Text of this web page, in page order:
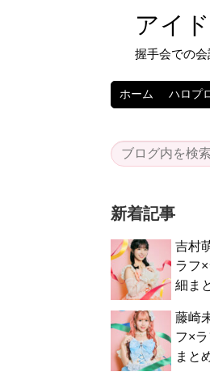
アイ
握手会での
ホーム ハロプ
新着記事
吉村
ラフ
細ま
藤崎
フ×
まと